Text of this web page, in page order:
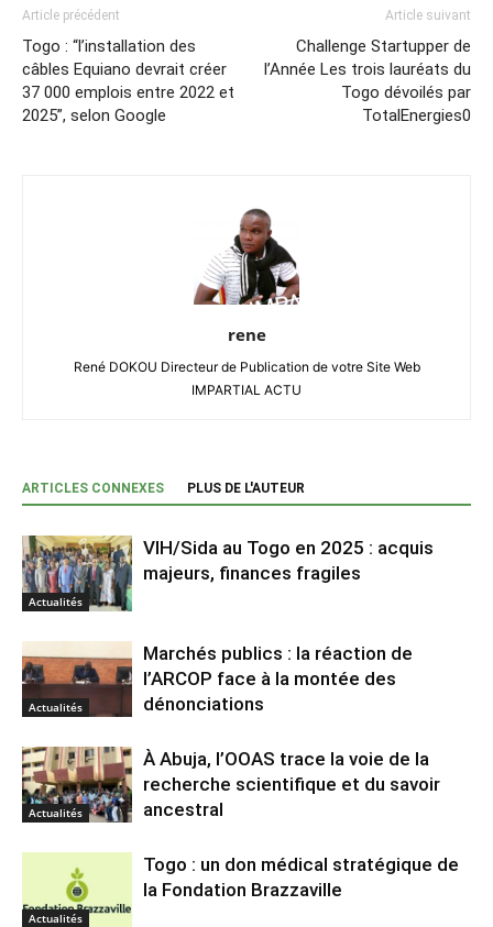
Article précédent
Togo : “l’installation des
câbles Equiano devrait créer
37 000 emplois entre 2022 et
2025”, selon Google
Article suivant
Challenge Startupper de
l’Année Les trois lauréats du
Togo dévoilés par
TotalEnergies0
rene
René DOKOU Directeur de Publication de votre Site Web
IMPARTIAL ACTU
ARTICLES CONNEXES PLUS DE L'AUTEUR
Actualités
VIH/Sida au Togo en 2025 : acquis
majeurs, finances fragiles
Actualités
Marchés publics : la réaction de
l’ARCOP face à la montée des
dénonciations
Actualités
À Abuja, l’OOAS trace la voie de la
recherche scientifique et du savoir
ancestral
Actualités
Togo : un don médical stratégique de
la Fondation Brazzaville